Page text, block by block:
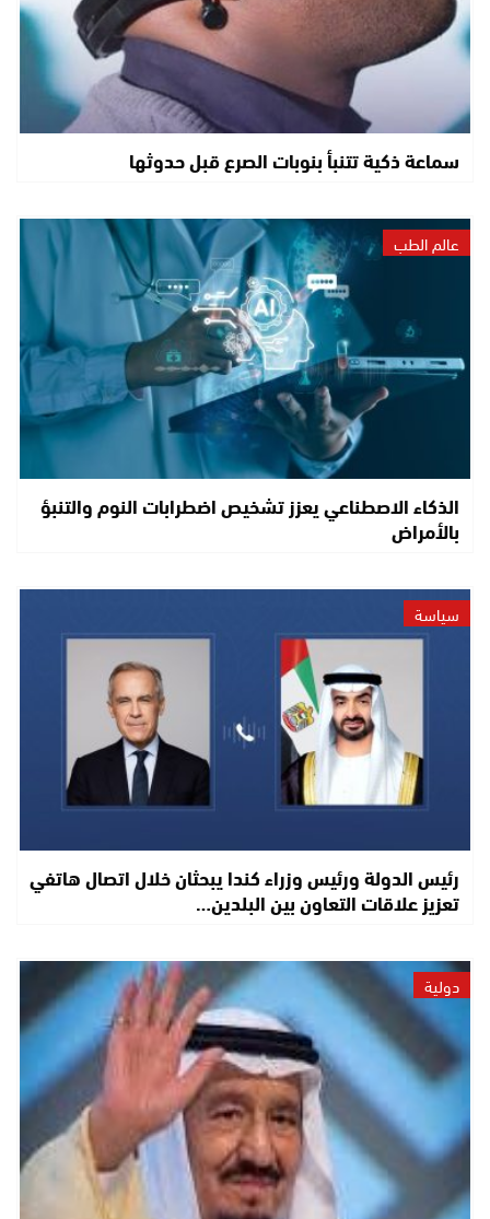
سماعة ذكية تتنبأ بنوبات الصرع قبل حدوثها
عالم الطب
الذكاء الاصطناعي يعزز تشخيص اضطرابات النوم والتنبؤ
بالأمراض
سياسة
رئيس الدولة ورئيس وزراء كندا يبحثان خلال اتصال هاتفي
تعزيز علاقات التعاون بين البلدين…
دولية